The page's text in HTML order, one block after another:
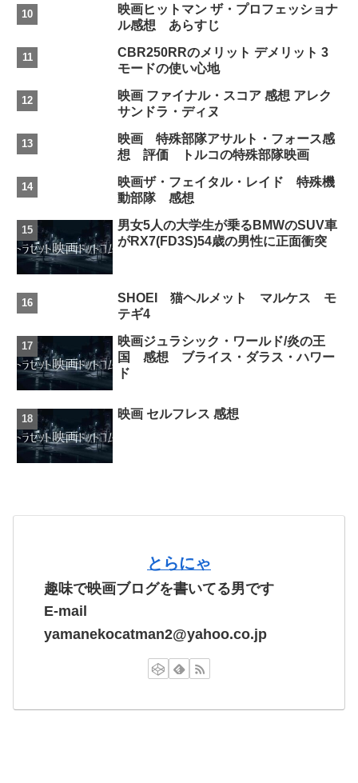
映画ヒットマン ザ・プロフェッショナ
ル感想 あらすじ
CBR250RRのメリット デメリット 3
モードの使い心地
映画 ファイナル・スコア 感想 アレク
サンドラ・ディヌ
映画 特殊部隊アサルト・フォース感
想 評価 トルコの特殊部隊映画
映画ザ・フェイタル・レイド 特殊機
動部隊 感想
男女5人の大学生が乗るBMWのSUV車
がRX7(FD3S)54歳の男性に正面衝突
SHOEI 猫ヘルメット マルケス モ
テギ4
映画ジュラシック・ワールド/炎の王
国 感想 ブライス・ダラス・ハワー
ド
映画 セルフレス 感想
とらにゃ
趣味で映画ブログを書いてる男です
E-mail
yamanekocatman2@yahoo.co.jp